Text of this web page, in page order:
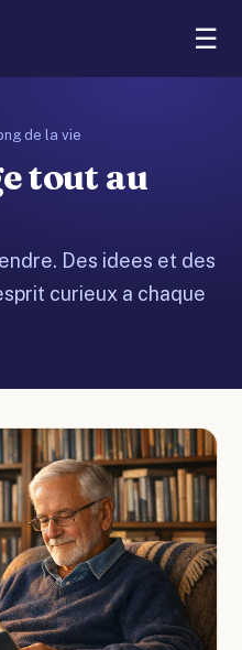
☰
de la vie
tout au
Des idees et des
curieux a chaque